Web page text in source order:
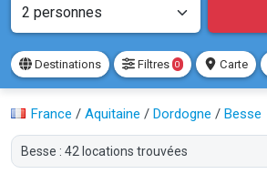
Destinations Filtres 0 Carte
France / Aquitaine / Dordogne / Besse
Besse : 42 locations trouvées